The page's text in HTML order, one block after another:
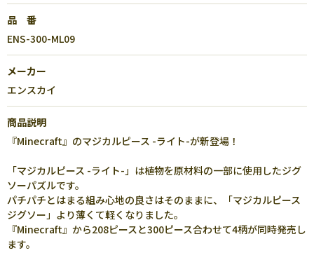
品 番
ENS-300-ML09
メーカー
エンスカイ
商品説明
『Minecraft』のマジカルピース -ライト-が新登場！
「マジカルピース -ライト-」は植物を原材料の一部に使用したジグ
ソーパズルです。
パチパチとはまる組み心地の良さはそのままに、「マジカルピース
ジグソー」より薄くて軽くなりました。
『Minecraft』から208ピースと300ピース合わせて4柄が同時発売し
ます。